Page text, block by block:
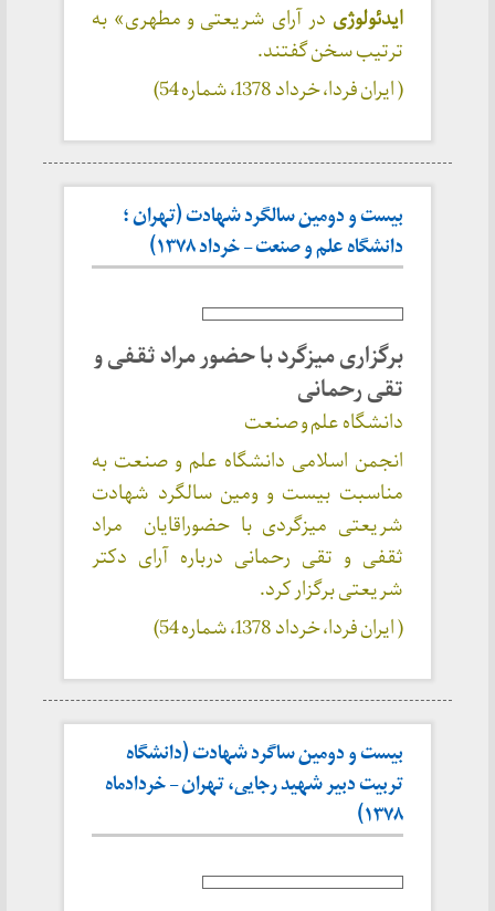
ایدئولوژی در آرای شریعتی و مطهری» به
ترتیب سخن گفتند.
( ایران فردا، خرداد 1378، شماره 54)
بیست و دومین سالگرد شهادت (تهران ؛‌
دانشگاه علم و صنعت – خرداد ۱۳۷۸)
برگزاری میزگرد با حضور مراد ثقفی و
تقی رحمانی
دانشگاه علم و صنعت
انجمن اسلامی دانشگاه علم و صنعت به
مناسبت بیست و ومین سالگرد شهادت
شریعتی میزگردی با حضوراقایان مراد
ثقفی و تقی رحمانی درباره آرای دکتر
شریعتی برگزار کرد.
( ایران فردا، خرداد 1378، شماره 54)
بیست و دومین ساگرد شهادت (دانشگاه
تربیت دبیر شهید رجایی، تهران – خردادماه
۱۳۷۸)